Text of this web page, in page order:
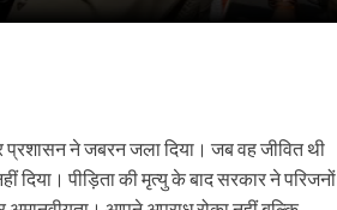
प्रशासन ने जबरन जला दिया। जब वह जीवित थी
पीड़िता की मृत्यु के बाद सरकार ने परिजनों